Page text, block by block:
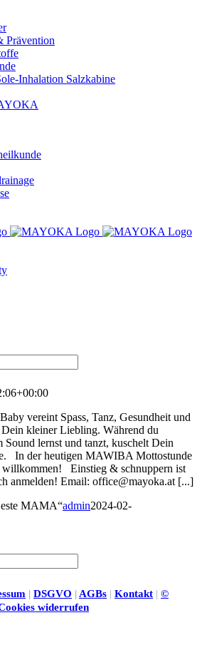
Prävention
Inhalation Salzkabine
vereint Spass, Tanz, Gesundheit und
kleiner Liebling. Während du
Sound lernst und tanzt, kuschelt Dein
In der heutigen MAWIBA Mottostunde
willkommen! Einstieg & schnuppern ist
anmelden! Email: office@mayoka.at [...]
MAMA“admin2024-02-
| DSGVO | AGBs | Kontakt | ©
widerrufen